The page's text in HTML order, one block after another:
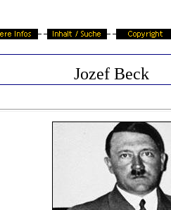
Jozef Beck